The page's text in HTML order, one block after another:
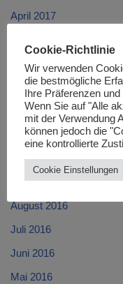
April 2017
Februar 2017
Januar 2017
Dezember 2016
November 2016
Oktober 2016
September 2016
August 2016
Juli 2016
Juni 2016
Mai 2016
Cookie-Richtlinie
Wir verwenden
die bestmögliche
Ihre Präferenzen
Wenn Sie auf "Alle
mit der Verwendung
können jedoch die
eine kontrollierte
Cookie Einstellungen